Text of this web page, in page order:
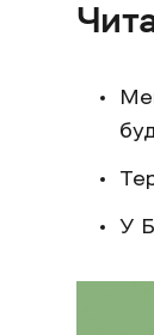
У